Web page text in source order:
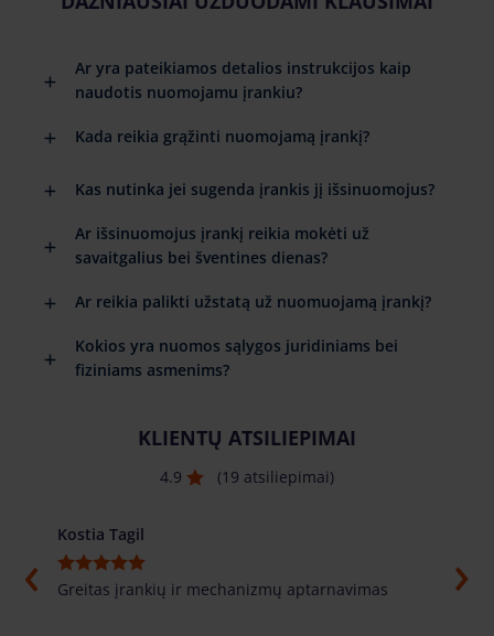
Ar yra pateikiamos detalios instrukcijos kaip
naudotis nuomojamu įrankiu?
Kada reikia grąžinti nuomojamą įrankį?
Kas nutinka jei sugenda įrankis jį išsinuomojus?
Ar išsinuomojus įrankį reikia mokėti už
savaitgalius bei šventines dienas?
Ar reikia palikti užstatą už nuomuojamą įrankį?
Kokios yra nuomos sąlygos juridiniams bei
fiziniams asmenims?
KLIENTŲ ATSILIEPIMAI
4.9 (19 atsiliepimai)
Kostia Tagil
Greitas įrankių ir mechanizmų aptarnavimas